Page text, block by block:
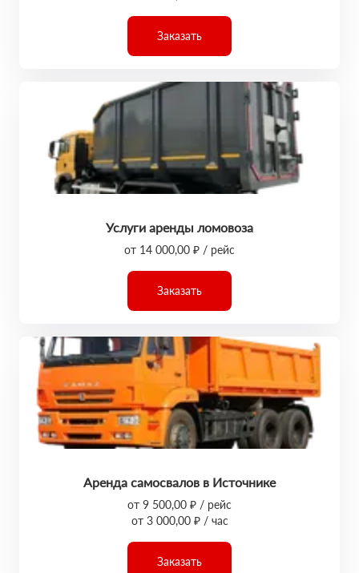
Заказать
Услуги аренды ломовоза
от 14 000,00 ₽ / рейс
Заказать
Аренда самосвалов в Источнике
от 9 500,00 ₽ / рейс
от 3 000,00 ₽ / час
Заказать